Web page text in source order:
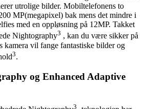
utrolige bilder. Mobiltelefonens to
MP(megapixel) bak mens det mindre i
med en oppløsning på 12MP. Takket
Nightography3 , kan du være sikker på
kamera vil fange fantastiske bilder og
3.
og Enhanced Adaptive
3